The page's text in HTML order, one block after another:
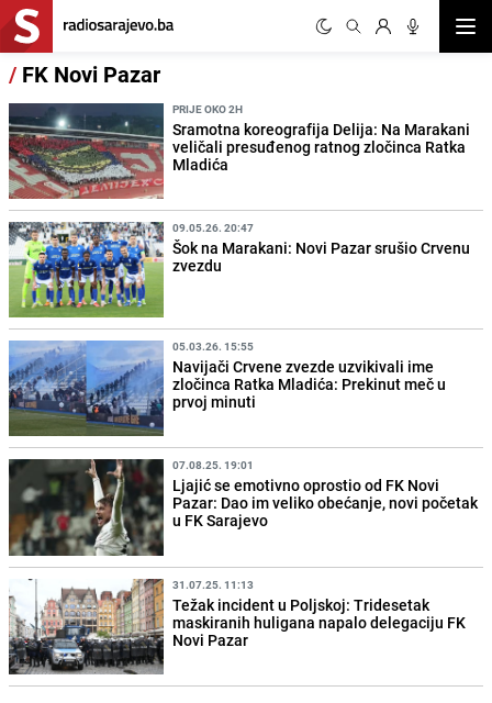
/ FK Novi Pazar
PRIJE OKO 2H
Sramotna koreografija Delija: Na Marakani
veličali presuđenog ratnog zločinca Ratka
Mladića
09.05.26. 20:47
Šok na Marakani: Novi Pazar srušio Crvenu
zvezdu
05.03.26. 15:55
Navijači Crvene zvezde uzvikivali ime
zločinca Ratka Mladića: Prekinut meč u
prvoj minuti
07.08.25. 19:01
Ljajić se emotivno oprostio od FK Novi
Pazar: Dao im veliko obećanje, novi početak
u FK Sarajevo
31.07.25. 11:13
Težak incident u Poljskoj: Tridesetak
maskiranih huligana napalo delegaciju FK
Novi Pazar